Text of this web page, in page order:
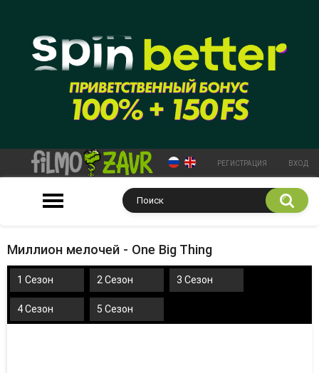
РЕГИСТРАЦИЯ ВХОД
Миллион мелочей - One Big Thing
1 Сезон 2 Сезон 3 Сезон
4 Сезон 5 Сезон